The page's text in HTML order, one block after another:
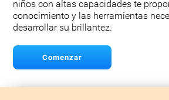
niños con altas capacidades te
conocimiento y las herramientas
desarrollar su brillantez.
Comenzar